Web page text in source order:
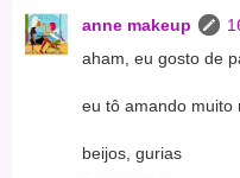
anne makeup
aham, eu gosto de
eu tô amando muito
beijos, gurias